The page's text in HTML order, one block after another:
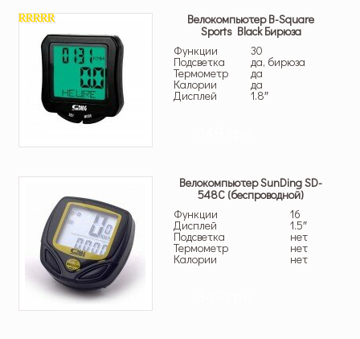
Велокомпьютер B-Square
Sports Black Бирюза
Функции
30
Подсветка да, бирюза
Термометр да
Калории да
Дисплей 1.8″
из 5
Велокомпьютер SunDing SD-
548C (беспроводной)
Функции
16
Дисплей 1.5″
Подсветка нет
Термометр нет
Калории нет